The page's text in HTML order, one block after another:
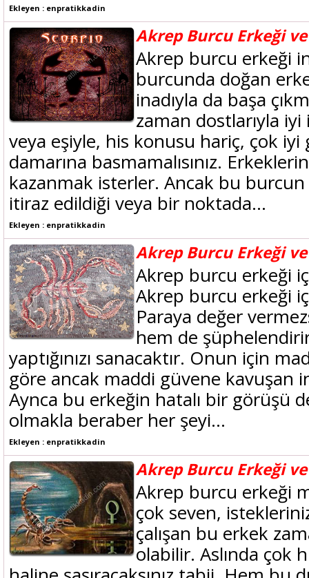
Ekleyen : enpratikkadin
Akrep Burcu Erkeği
Akrep burcu erkeği
burcunda doğan
inadıyla da başa
zaman dostlarıyla
veya eşiyle, his konusu hariç, çok
damarına basmamalısınız.
kazanmak isterler. Ancak bu
itiraz edildiği veya bir noktada...
Ekleyen : enpratikkadin
Akrep Burcu Erkeği
Akrep burcu erkeği
Akrep burcu erkeği
Paraya değer
hem de
yaptığınızı sanacaktır. Onun için
göre ancak maddi güvene kavuşan
Aynca bu erkeğin hatalı bir görüşü
olmakla beraber her şeyi...
Ekleyen : enpratikkadin
Akrep Burcu Erkeği
Akrep burcu erkeği
çok seven,
çalışan bu erkek
olabilir. Aslında çok